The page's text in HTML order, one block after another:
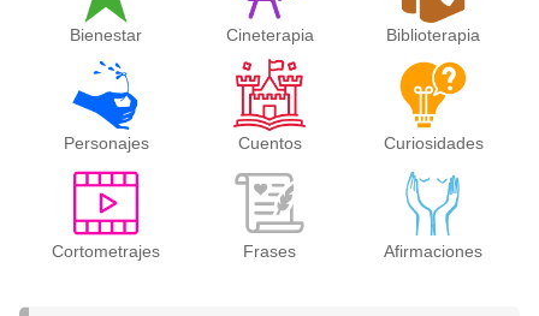
Bienestar Cineterapia Biblioterapia
Personajes Cuentos Curiosidades
Cortometrajes Frases Afirmaciones